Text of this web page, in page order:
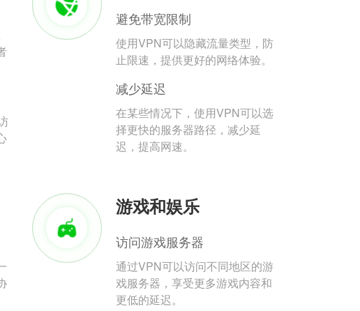
避免带宽限制
使用VPN可以隐藏流量类型，防
止限速，提供更好的网络体验。
减少延迟
在某些情况下，使用VPN可以选
择更快的服务器路径，减少延
迟，提高网速。
游戏和娱乐
访问游戏服务器
通过VPN可以访问不同地区的游
戏服务器，享受更多游戏内容和
更低的延迟。